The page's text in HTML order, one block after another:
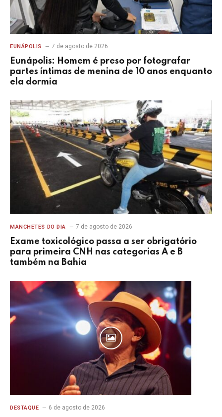
EUNÁPOLIS 7 de agosto de 2026
Eunápolis: Homem é preso por fotografar
partes íntimas de menina de 10 anos enquanto
ela dormia
MANCHETES DO DIA 7 de agosto de 2026
Exame toxicológico passa a ser obrigatório
para primeira CNH nas categorias A e B
também na Bahia
DESTAQUE 6 de agosto de 2026